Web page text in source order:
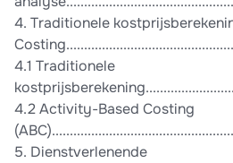
4. Traditionele
4.1 Traditionele
4.2 Activity-Based Costing
5. Dienstverlenende